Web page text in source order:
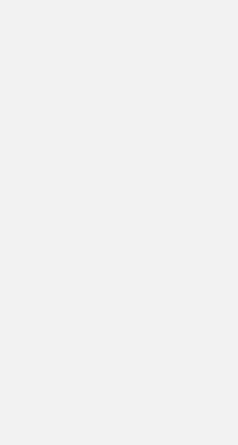
der Installation der Schüsseln
als mit einem
steigern
Harris. (su)
mit dem PV